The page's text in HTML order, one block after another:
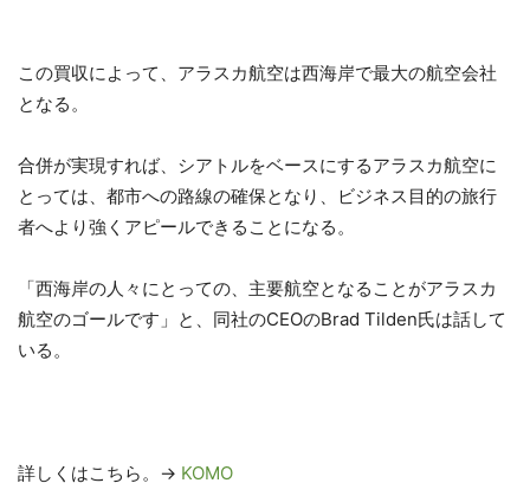
この買収によって、アラスカ航空は西海岸で最大の航空会社
となる。
合併が実現すれば、シアトルをベースにするアラスカ航空に
とっては、都市への路線の確保となり、ビジネス目的の旅行
者へより強くアピールできることになる。
「西海岸の人々にとっての、主要航空となることがアラスカ
航空のゴールです」と、同社のCEOのBrad Tilden氏は話して
いる。
詳しくはこちら。→ KOMO